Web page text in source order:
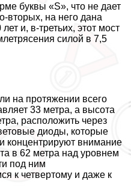
буквы «S», что не дает
вторых, на него дана
и, в-третьих, этот мост
силой в 7,5
на протяжении всего
33 метра, а высота
расположить через
диоды, которые
концентрируют внимание
в 62 метра над уровнем
под ним
к четвертому и даже к